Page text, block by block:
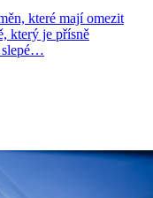
které mají omezit
který je přísně
slepé…